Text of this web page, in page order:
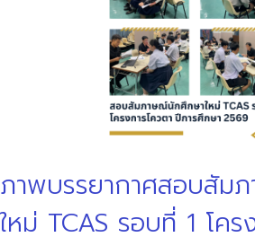
ภาพบรรยากาศสอบสัม
ใหม่ TCAS รอบที่ 1 โค